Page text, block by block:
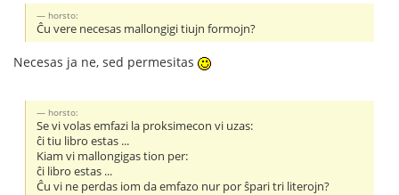
horsto:
Ĉu vere necesas mallongigi tiujn formojn?
Necesas ja ne, sed permesitas
horsto:
Se vi volas emfazi la proksimecon vi uzas:
ĉi tiu libro estas ...
Kiam vi mallongigas tion per:
ĉi libro estas ...
Ĉu vi ne perdas iom da emfazo nur por ŝpari tri literojn?